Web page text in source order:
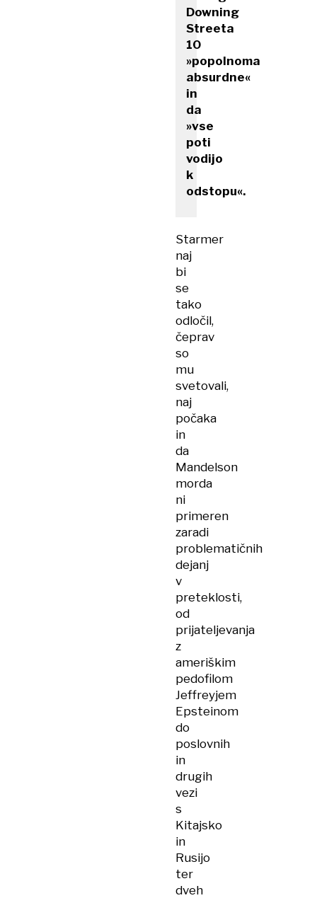
Downing
Streeta
10
»popolnoma
absurdne«
in
da
»vse
poti
vodijo
k
odstopu«.
Starmer
naj
bi
se
tako
odločil,
čeprav
so
mu
svetovali,
naj
počaka
in
da
Mandelson
morda
ni
primeren
zaradi
problematičnih
dejanj
v
preteklosti,
od
prijateljevanja
z
ameriškim
pedofilom
Jeffreyjem
Epsteinom
do
poslovnih
in
drugih
vezi
s
Kitajsko
in
Rusijo
ter
dveh